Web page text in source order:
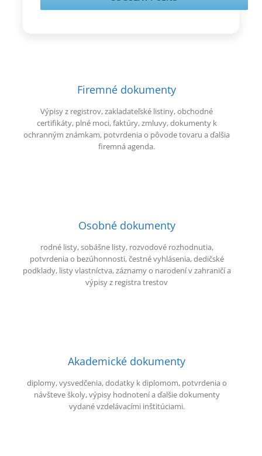
Firemné dokumenty
Výpisy z registrov, zakladateľské listiny, obchodné
certifikáty, plné moci, faktúry, zmluvy, dokumenty k
ochranným známkam, potvrdenia o pôvode tovaru a ďalšia
firemná agenda.
Osobné dokumenty
rodné listy, sobášne listy, rozvodové rozhodnutia,
potvrdenia o bezúhonnosti, čestné vyhlásenia, dedičské
podklady, listy vlastníctva, záznamy o narodení v zahraničí a
výpisy z registra trestov
Akademické dokumenty
diplomy, vysvedčenia, dodatky k diplomom, potvrdenia o
návšteve školy, výpisy hodnotení a ďalšie dokumenty
vydané vzdelávacími inštitúciami.